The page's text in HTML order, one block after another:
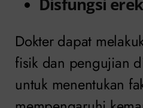
Disfungsi
Dokter dapat
fisik dan pengujian
untuk menentukan